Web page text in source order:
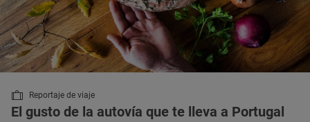
Reportaje de viaje
El gusto de la autovía que te lleva a Portugal